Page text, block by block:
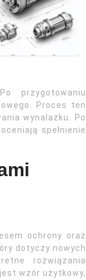
przygotowaniu
Proces ten
wynalazku. Po
spełnienie
ochrony oraz
dotyczy nowych
rozwiązania
wzór użytkowy,